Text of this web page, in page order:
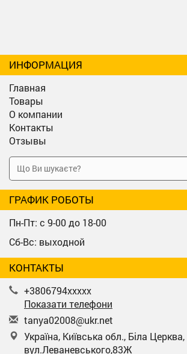
ИНФОРМАЦИЯ
Главная
Товары
О компании
Контакты
Отзывы
ГРАФИК РОБОТЫ
Пн-Пт: с 9-00 до 18-00
Сб-Вс: выходной
КОНТАКТЫ
+3806794xxxxx
Показати телефони
tanya02008@ukr.net
Україна, Київська обл., Біла Церква,
вул.Леваневського,83Ж